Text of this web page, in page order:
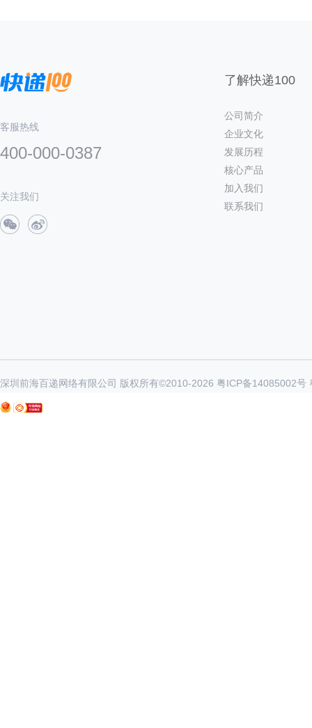
客服热线
400-000-0387
关注我们
了解快递100
公司简介
企业文化
发展历程
核心产品
加入我们
联系我们
深圳前海百递网络有限公司 版权所有©2010-2026 粤ICP备14085002号